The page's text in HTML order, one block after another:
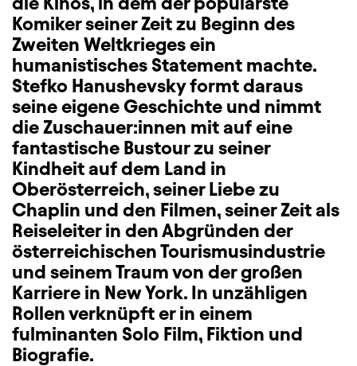
Komiker seiner Zeit zu Beginn des
Zweiten Weltkrieges ein
humanistisches Statement machte.
Stefko Hanushevsky formt daraus
seine eigene Geschichte und nimmt
die Zuschauer:innen mit auf eine
fantastische Bustour zu seiner
Kindheit auf dem Land in
Oberösterreich, seiner Liebe zu
Chaplin und den Filmen, seiner Zeit als
Reiseleiter in den Abgründen der
österreichischen Tourismusindustrie
und seinem Traum von der großen
Karriere in New York. In unzähligen
Rollen verknüpft er in einem
fulminanten Solo Film, Fiktion und
Biografie.